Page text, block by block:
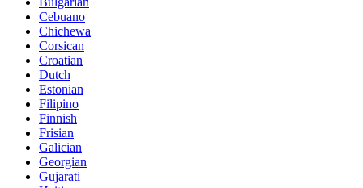
Cebuano
Chichewa
Corsican
Croatian
Dutch
Estonian
Filipino
Finnish
Frisian
Galician
Georgian
Gujarati